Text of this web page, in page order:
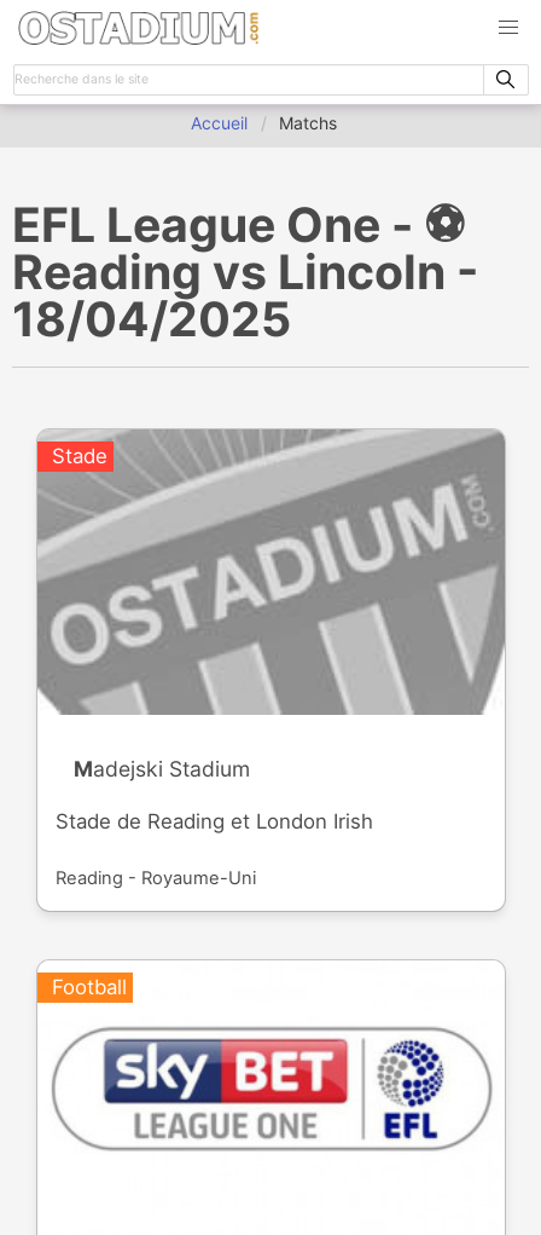
Accueil Matchs
EFL League One - ⚽️
Reading vs Lincoln -
18/04/2025
Stade
Madejski Stadium
Stade de Reading et London Irish
Reading - Royaume-Uni
Football